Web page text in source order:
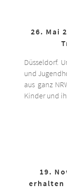
26. Mai
Düsseldorf.
und
aus ganz
Kinder und
19.
erhalten